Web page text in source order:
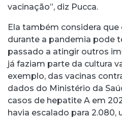
vacinação”, diz Pucca.
Ela também considera
durante a pandemia pode
passado a atingir outros
já faziam parte da cultura
exemplo, das vacinas
dados do Ministério da
casos de hepatite A em
havia escalado para 2.080,